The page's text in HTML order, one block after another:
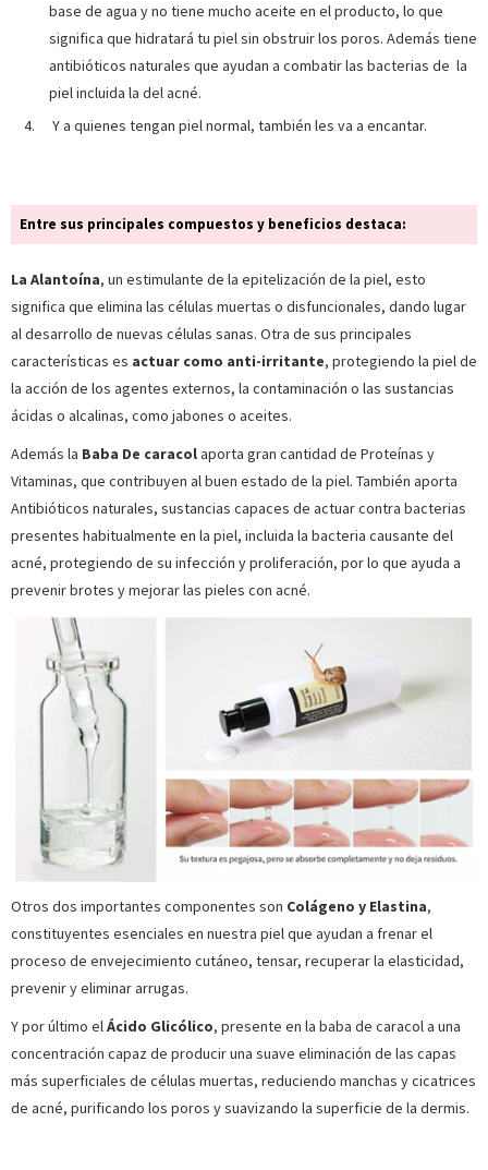
base de agua y no tiene mucho aceite en el producto, lo que
significa que hidratará tu piel sin obstruir los poros. Además tiene
antibióticos naturales que ayudan a combatir las bacterias de la
piel incluida la del acné.
Y a quienes tengan piel normal, también les va a encantar.
Entre sus principales compuestos y beneficios destaca:
La Alantoína, un estimulante de la epitelización de la piel, esto
significa que elimina las células muertas o disfuncionales, dando lugar
al desarrollo de nuevas células sanas. Otra de sus principales
características es actuar como anti-irritante, protegiendo la piel de
la acción de los agentes externos, la contaminación o las sustancias
ácidas o alcalinas, como jabones o aceites.
Además la Baba De caracolaporta gran cantidad de Proteínas y
Vitaminas, que contribuyen al buen estado de la piel. También aporta
Antibióticos naturales, sustancias capaces de actuar contra bacterias
presentes habitualmente en la piel, incluida la bacteria causante del
acné, protegiendo de su infección y proliferación, por lo que ayuda a
prevenir brotes y mejorar las pieles con acné.
Otros dos importantes componentes son Colágeno y Elastina,
constituyentes esenciales en nuestra piel que ayudan a frenar el
proceso de envejecimiento cutáneo, tensar, recuperar la elasticidad,
prevenir y eliminar arrugas.
Y por último elÁcido Glicólico, presente en la baba de caracol a una
concentración capaz de producir una suave eliminación de las capas
más superficiales de células muertas, reduciendo manchas y cicatrices
de acné, purificando los poros y suavizando la superficie de la dermis.